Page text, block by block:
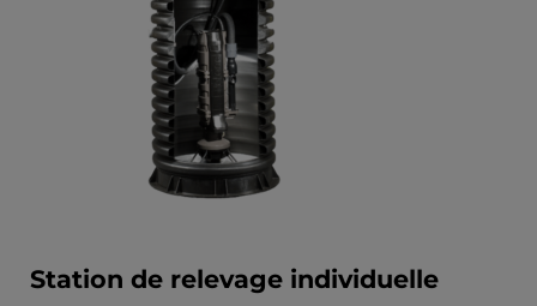
Station de relevage individuelle